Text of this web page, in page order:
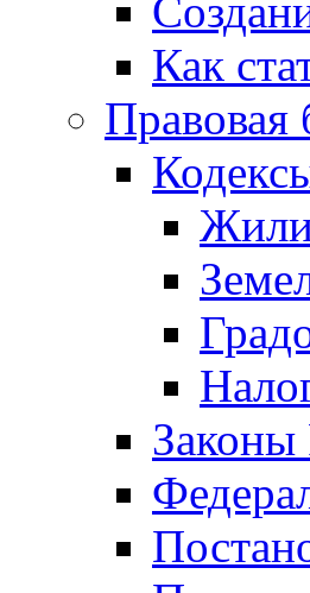
Как
Правовая